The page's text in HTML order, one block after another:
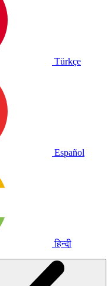
Türkçe
Español
हिन्दी